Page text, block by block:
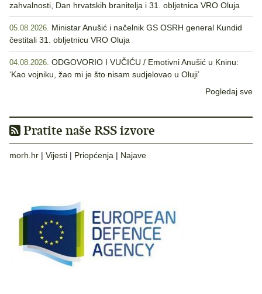
zahvalnosti, Dan hrvatskih branitelja i 31. obljetnica VRO Oluja
05.08.2026. Ministar Anušić i načelnik GS OSRH general Kundid
čestitali 31. obljetnicu VRO Oluja
04.08.2026. ODGOVORIO I VUČIĆU / Emotivni Anušić u Kninu:
‘Kao vojniku, žao mi je što nisam sudjelovao u Oluji’
Pogledaj sve
Pratite naše RSS izvore
morh.hr | Vijesti | Priopćenja | Najave